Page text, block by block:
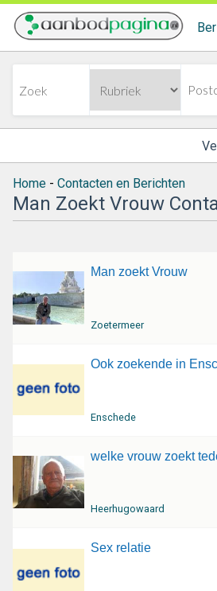
Home - Contacten en Berichten
Man Zoekt Vrouw
Man zoekt Vrouw
Zoetermeer
Ook zoekende in
Enschede
welke vrouw zoekt
Heerhugowaard
Sex relatie